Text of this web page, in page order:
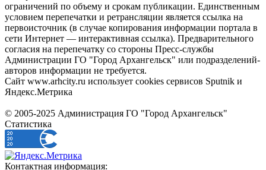
ограничений по объему и срокам публикации. Единственным
условием перепечатки и ретрансляции является ссылка на
первоисточник (в случае копирования информации портала в
сети Интернет — интерактивная ссылка). Предварительного
согласия на перепечатку со стороны Пресс-службы
Администрации ГО "Город Архангельск" или подразделений-
авторов информации не требуется.
Сайт www.arhcity.ru использует cookies сервисов Sputnik и
Яндекс.Метрика
© 2005-2025 Администрация ГО "Город Архангельск"
Статистика
Контактная информация: